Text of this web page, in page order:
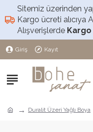
Sitemiz üzerinden
Kargo ücreti alıcıya
Alışverişlerde
Giriş Kayıt
Duralit Üzeri Yağlı Boya